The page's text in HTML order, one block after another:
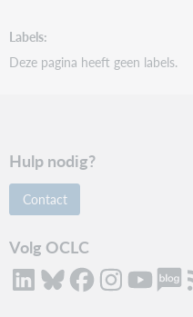
Labels
Deze pagina heeft geen labels.
Hulp nodig?
Contact
Volg OCLC